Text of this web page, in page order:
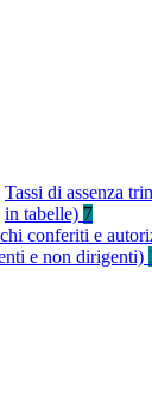
Tassi di assenza
in tabelle) 7
conferiti e
e non dirigenti)